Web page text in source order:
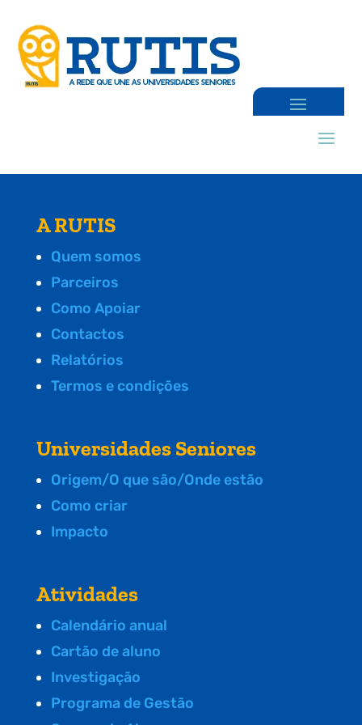
A RUTIS
Quem somos
Parceiros
Como Apoiar
Contactos
Relatórios
Termos e condições
Universidades Seniores
Origem/O que são/Onde estão
Como criar
Impacto
Atividades
Calendário anual
Cartão de aluno
Investigação
Programa de Gestão